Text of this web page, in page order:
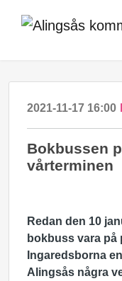
2021-11-17 16:00
Bokbussen
vårterminen
Redan den 10
bokbuss vara på
Ingaredsborna
Alingsås några